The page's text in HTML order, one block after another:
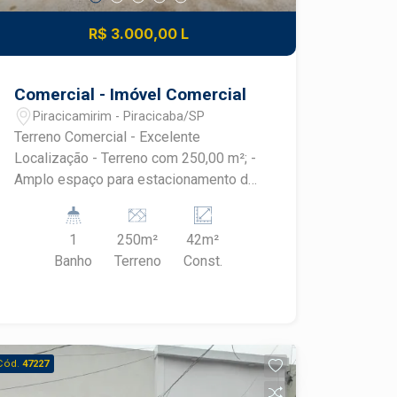
R$ 3.000,00 L
Comercial - Imóvel Comercial
Piracicamirim - Piracicaba/SP
Terreno Comercial - Excelente
Localização - Terreno com 250,00 m²; -
Amplo espaço para estacionamento de
Cozinha; - Banheiro; - Terreno
totalmente murado; - Portão de acesso;
- Localizado em avenida de grande
1
Banho
250m²
Terreno
42m²
Const.
47227